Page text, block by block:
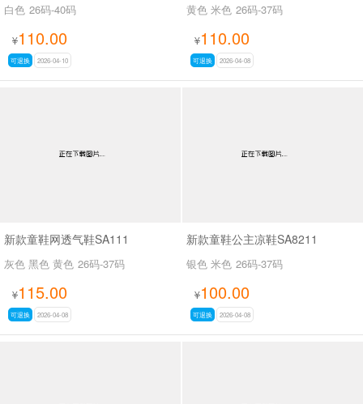
白色 26码-40码
¥110.00
可退换 2026-04-10
黄色 米色 26码-37码
¥110.00
可退换 2026-04-08
新款童鞋网透气鞋SA111
灰色 黑色 黄色 26码-37码
¥115.00
可退换 2026-04-08
新款童鞋公主凉鞋SA8211
银色 米色 26码-37码
¥100.00
可退换 2026-04-08